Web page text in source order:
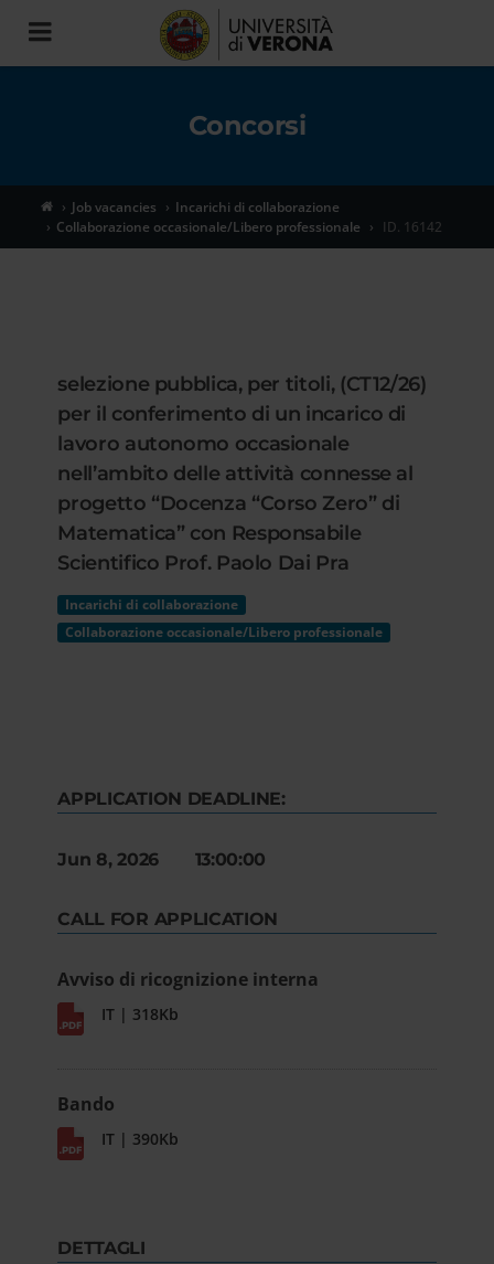
Toggle
navigation
Concorsi
Job vacancies
Incarichi di collaborazione
Collaborazione occasionale/Libero professionale
ID. 16142
selezione pubblica, per titoli, (CT12/26)
per il conferimento di un incarico di
lavoro autonomo occasionale
nell’ambito delle attività connesse al
progetto “Docenza “Corso Zero” di
Matematica” con Responsabile
Scientifico Prof. Paolo Dai Pra
Incarichi di collaborazione
Collaborazione occasionale/Libero professionale
APPLICATION DEADLINE:
Jun 8, 2026 13:00:00
CALL FOR APPLICATION
Avviso di ricognizione interna
IT | 318Kb
Bando
IT | 390Kb
DETTAGLI